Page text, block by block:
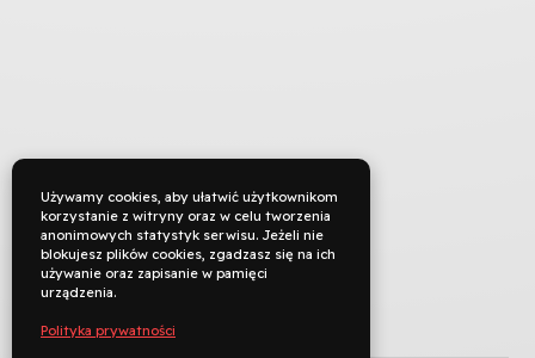
TYTUŁ ORYGINALNY
Używamy cookies, aby ułatwić użytkownikom
korzystanie z witryny oraz w celu tworzenia
anonimowych statystyk serwisu. Jeżeli nie
blokujesz plików cookies, zgadzasz się na ich
używanie oraz zapisanie w pamięci
urządzenia.
Polityka prywatności